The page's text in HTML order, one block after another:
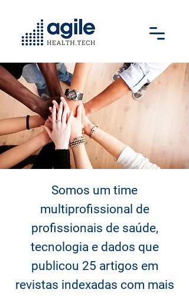
Somos um time
multiprofissional de
profissionais de saúde,
tecnologia e dados que
publicou 25 artigos em
revistas indexadas com mais